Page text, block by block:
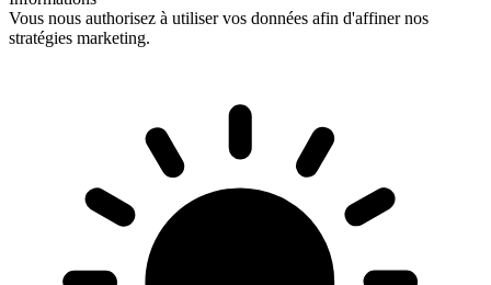
Vous nous authorisez à utiliser vos données afin d'affiner nos
stratégies marketing.